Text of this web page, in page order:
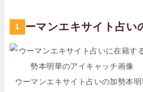
ウーマンエキサイト占い
ウーマンエキサイト占いの加勢本明